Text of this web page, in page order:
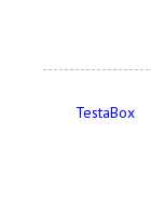
TestaBox